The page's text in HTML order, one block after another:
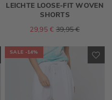
LEICHTE LOOSE-FIT WOVEN
SHORTS
29,95 € 39,95 €
ZUR
WUNSCHLISTE
HINZUFÜGEN
SALE -14%